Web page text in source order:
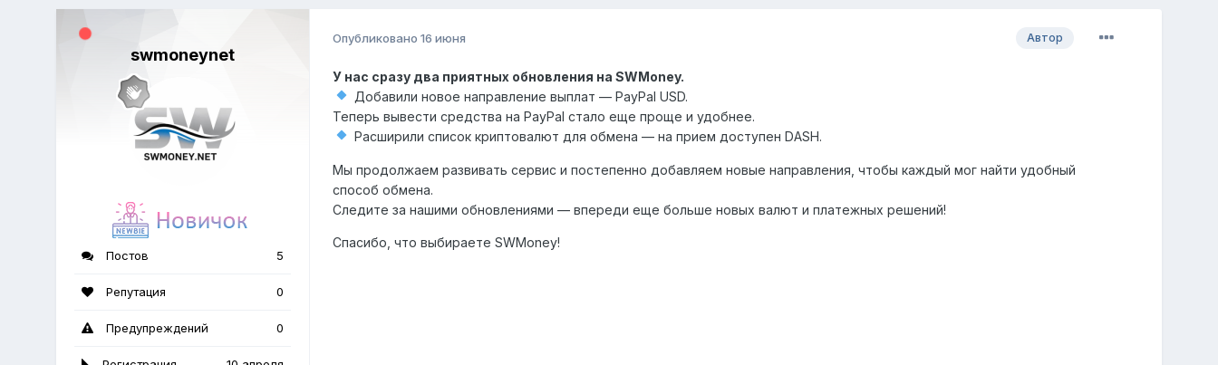
swmoneynet
Постов 5
Репутация 0
Предупреждений 0
Автор
Опубликовано16 июня
У нас сразу два приятных обновления на SWMoney.
Добавили новое направление выплат — PayPal USD.
Теперь вывести средства на PayPal стало еще проще и удобнее.
Расширили список криптовалют для обмена — на прием доступен DASH.
Мы продолжаем развивать сервис и постепенно добавляем новые направления, чтобы каждый мог найти удобный
способ обмена.
Следите за нашими обновлениями — впереди еще больше новых валют и платежных решений!
Спасибо, что выбираете SWMoney!